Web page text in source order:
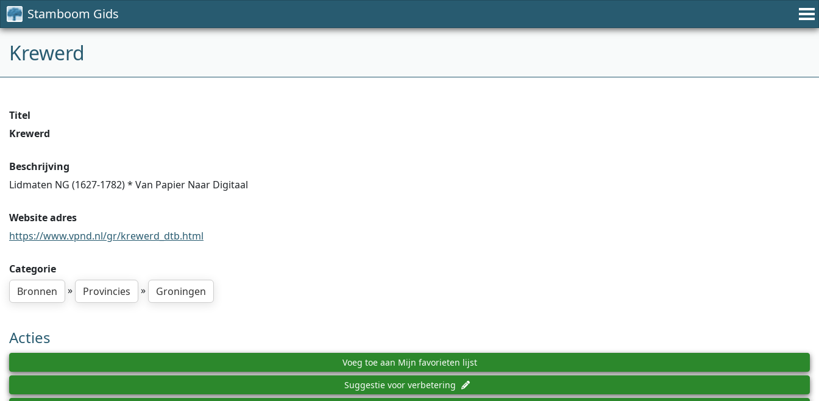
Stamboom Gids
Krewerd
Titel
Krewerd
Beschrijving
Lidmaten NG (1627-1782) * Van Papier Naar Digitaal
Website adres
https://www.vpnd.nl/gr/krewerd_dtb.html
Categorie
Bronnen
» Provincies » Groningen
Acties
Voeg toe aan Mijn favorieten lijst
Suggestie voor verbetering